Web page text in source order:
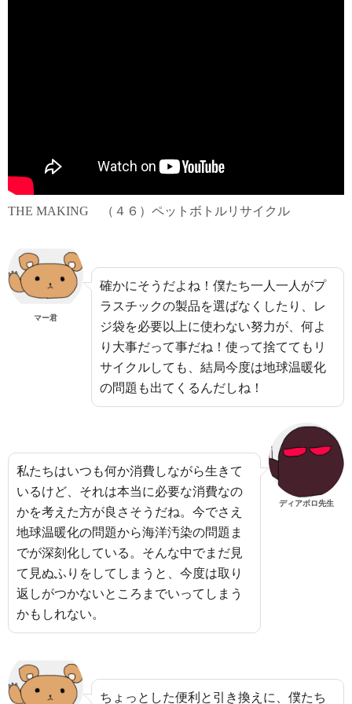
THE MAKING （４６）ペットボトルリサイクル
マー君
確かにそうだよね！僕たち一人一人がプ
ラスチックの製品を選ばなくしたり、レ
ジ袋を必要以上に使わない努力が、何よ
り大事だって事だね！使って捨ててもリ
サイクルしても、結局今度は地球温暖化
の問題も出てくるんだしね！
私たちはいつも何か消費しながら生きて
いるけど、それは本当に必要な消費なの
かを考えた方が良さそうだね。今でさえ
地球温暖化の問題から海洋汚染の問題ま
でが深刻化している。そんな中でまだ見
て見ぬふりをしてしまうと、今度は取り
返しがつかないところまでいってしまう
かもしれない。
ディアボロ先生
ちょっとした便利と引き換えに、僕たち